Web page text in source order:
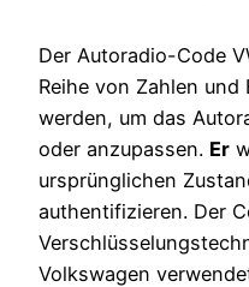
Der Autoradio-Code
Reihe von Zahlen
werden, um das
oder anzupassen. Er
ursprünglichen
authentifizieren. Der
Volkswagen